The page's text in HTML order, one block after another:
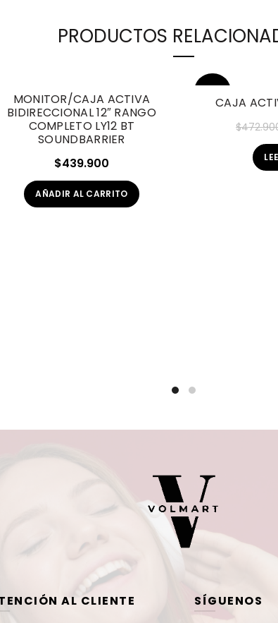
PRODUCTOS
MONITOR/CAJA ACTIVA
BIDIRECCIONAL 12″ RANGO
COMPLETO LY12 BT
SOUNDBARRIER
$439.900
AÑADIR AL CARRITO
CAJA
$
AL CLIENTE SÍGUENOS